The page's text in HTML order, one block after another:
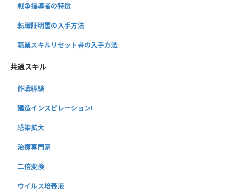
戦争指導者の特徴
転職証明書の入手方法
職業スキルリセット書の入手方法
共通スキル
作戦経験
建造インスピレーションⅠ
感染拡大
治療専門家
二倍変換
ウイルス培養液